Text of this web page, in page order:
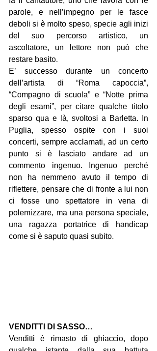
parole, e nell’impegno per le fasce
deboli si è molto speso, specie agli inizi
del suo percorso artistico, un
ascoltatore, un lettore non può che
restare basito.
E’ successo durante un concerto
dell’artista di “Roma capoccia”,
“Compagno di scuola” e “Notte prima
degli esami”, per citare qualche titolo
sparso qua e là, svoltosi a Barletta. In
Puglia, spesso ospite con i suoi
concerti, sempre acclamati, ad un certo
punto si è lasciato andare ad un
commento ingenuo. Ingenuo perché
non ha nemmeno avuto il tempo di
riflettere, pensare che di fronte a lui non
ci fosse uno spettatore in vena di
polemizzare, ma una persona speciale,
una ragazza portatrice di handicap
come si è saputo quasi subito.
VENDITTI DI SASSO…
Venditti è rimasto di ghiaccio, dopo